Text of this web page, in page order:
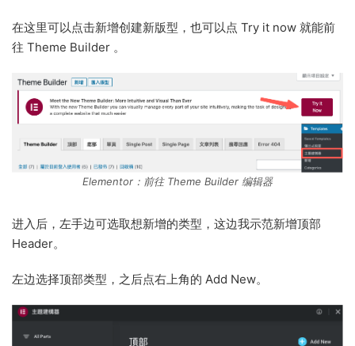
在这里可以点击新增创建新版型，也可以点 Try it now 就能前
往 Theme Builder 。
Elementor：前往 Theme Builder 编辑器
进入后，左手边可选取想新增的类型，这边我示范新增顶部
Header。
左边选择顶部类型，之后点右上角的 Add New。